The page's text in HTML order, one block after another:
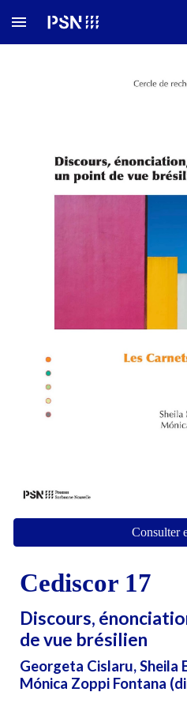
Skip to main content
Consulter
Cediscor 17
Discours,
de vue brésilien
Georgeta Cislaru, Sheila
Mónica Zoppi Fontana